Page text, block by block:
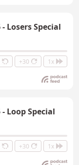
Losers Special
+30 1x
Loop Special
+30 1x